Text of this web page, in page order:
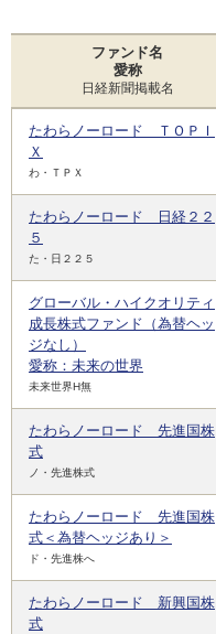
ファンド名
愛称
日経新聞掲載名
たわらノーロード ＴＯＰＩ
Ｘ
わ・ＴＰＸ
たわらノーロード 日経２２
５
た・日２２５
グローバル・ハイクオリティ
成長株式ファンド（為替ヘッ
ジなし）
愛称：未来の世界
未来世界H無
たわらノーロード 先進国株
式
ノ・先進株式
たわらノーロード 先進国株
式＜為替ヘッジあり＞
ド・先進株へ
たわらノーロード 新興国株
式